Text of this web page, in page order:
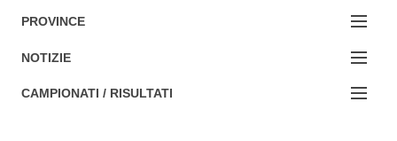
PROVINCE
EDIZIONE:
BOLOGNA
NOTIZIE
NOTIZIE:
CAMPIONATI / RISULTATI